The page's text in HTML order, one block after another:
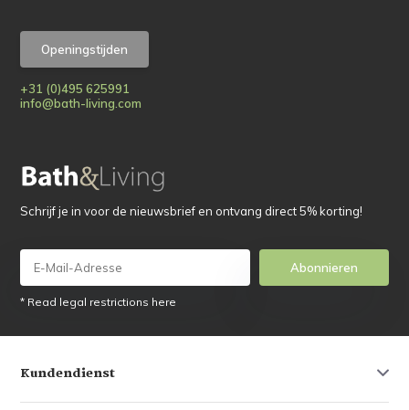
Openingstijden
+31 (0)495 625991
info@bath-living.com
Schrijf je in voor de nieuwsbrief en ontvang direct 5% korting!
Abonnieren
* Read legal restrictions here
Kundendienst